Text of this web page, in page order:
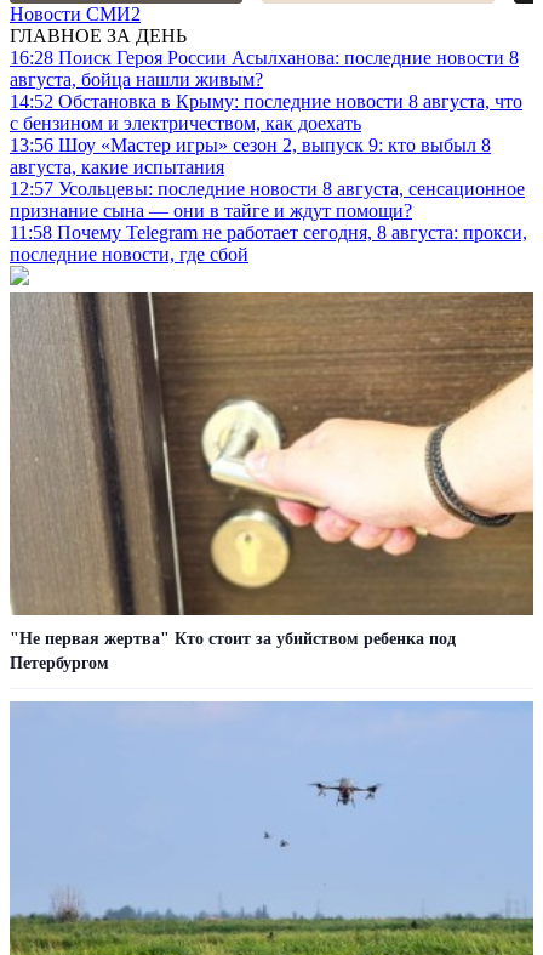
Новости СМИ2
ГЛАВНОЕ ЗА ДЕНЬ
16:28 Поиск Героя России Асылханова: последние новости 8
августа, бойца нашли живым?
14:52 Обстановка в Крыму: последние новости 8 августа, что
с бензином и электричеством, как доехать
13:56 Шоу «Мастер игры» сезон 2, выпуск 9: кто выбыл 8
августа, какие испытания
12:57 Усольцевы: последние новости 8 августа, сенсационное
признание сына — они в тайге и ждут помощи?
11:58 Почему Telegram не работает сегодня, 8 августа: прокси,
последние новости, где сбой
"Не первая жертва" Кто стоит за убийством ребенка под
Петербургом